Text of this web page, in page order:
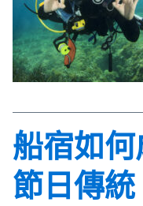
船宿如
節日傳統